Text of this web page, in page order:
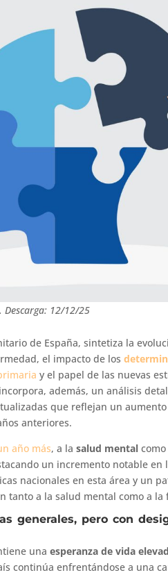
Descarga: 12/12/25
de España, sintetiza la
el impacto de los
y el papel de las nuevas
además, un análisis
que reflejan un
anteriores.
año más, a lasalud mental
un incremento notable en
nacionales en esta área y un
tanto a la salud mental como a la
generales, pero con
unaesperanza de vida
continúa enfrentándose a una